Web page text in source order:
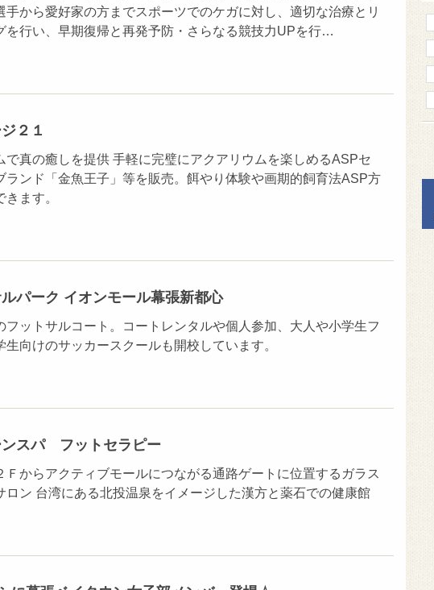
手から愛好家の方までスポーツでのケガに対し、適切な治療とリ
を行い、早期復帰と再発予防・さらなる競技力UPを行…
２１
で真の癒しを提供 手軽に完璧にアクアリウムを楽しめるASPセ
ランド「金魚王子」等を販売。餌やり体験や画期的飼育法ASP方
ます。
パーク イオンモール幕張新都心
フットサルコート。コートレンタルや個人参加、大人や小学生フ
向けのサッカースクールも開校しています。
ンスパ フットセラピー
Ｆからアクティブモールにつながる通路ゲートに位置するガラス
ロン 台湾にある北投温泉をイメージした漢方と薬石での健康館